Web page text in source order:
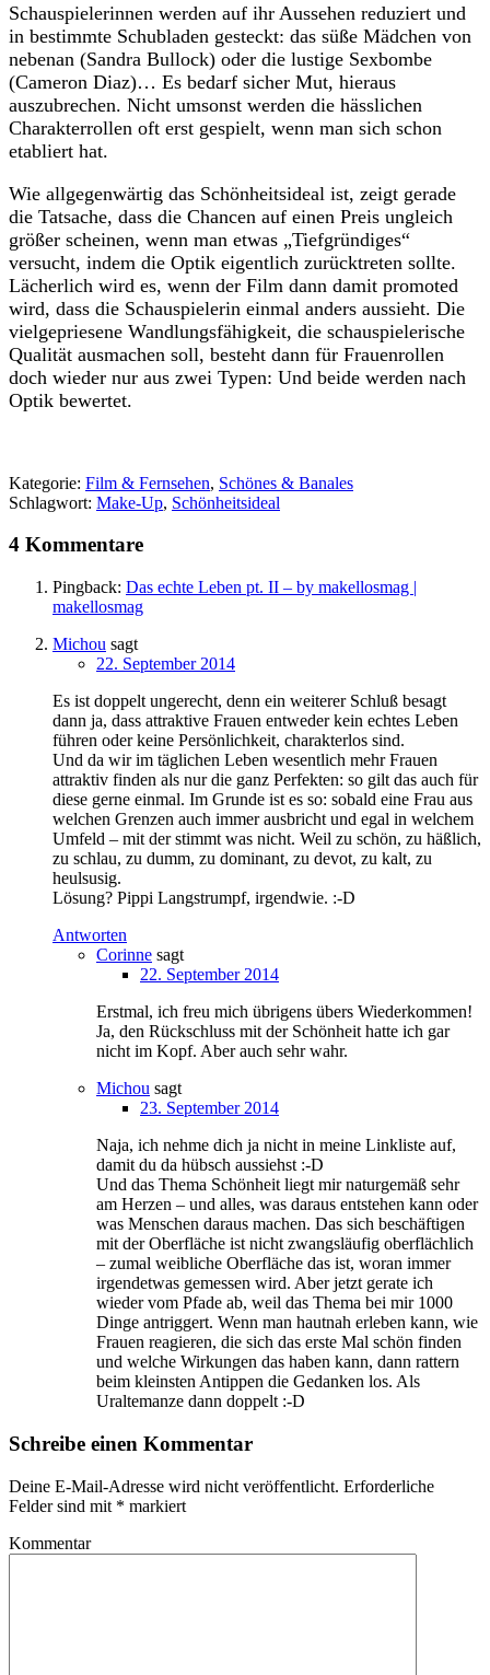
Schauspielerinnen werden auf ihr Aussehen reduziert und
in bestimmte Schubladen gesteckt: das süße Mädchen von
nebenan (Sandra Bullock) oder die lustige Sexbombe
(Cameron Diaz)… Es bedarf sicher Mut, hieraus
auszubrechen. Nicht umsonst werden die hässlichen
Charakterrollen oft erst gespielt, wenn man sich schon
etabliert hat.
Wie allgegenwärtig das Schönheitsideal ist, zeigt gerade
die Tatsache, dass die Chancen auf einen Preis ungleich
größer scheinen, wenn man etwas „Tiefgründiges“
versucht, indem die Optik eigentlich zurücktreten sollte.
Lächerlich wird es, wenn der Film dann damit promoted
wird, dass die Schauspielerin einmal anders aussieht. Die
vielgepriesene Wandlungsfähigkeit, die schauspielerische
Qualität ausmachen soll, besteht dann für Frauenrollen
doch wieder nur aus zwei Typen: Und beide werden nach
Optik bewertet.
Kategorie: Film & Fernsehen, Schönes & Banales
Schlagwort: Make-Up, Schönheitsideal
4 Kommentare
Pingback: Das echte Leben pt. II – by makellosmag |
makellosmag
Michou sagt
22. September 2014
Es ist doppelt ungerecht, denn ein weiterer Schluß besagt
dann ja, dass attraktive Frauen entweder kein echtes Leben
führen oder keine Persönlichkeit, charakterlos sind.
Und da wir im täglichen Leben wesentlich mehr Frauen
attraktiv finden als nur die ganz Perfekten: so gilt das auch für
diese gerne einmal. Im Grunde ist es so: sobald eine Frau aus
welchen Grenzen auch immer ausbricht und egal in welchem
Umfeld – mit der stimmt was nicht. Weil zu schön, zu häßlich,
zu schlau, zu dumm, zu dominant, zu devot, zu kalt, zu
heulsusig.
Lösung? Pippi Langstrumpf, irgendwie. :-D
Antworten
Corinne sagt
22. September 2014
Erstmal, ich freu mich übrigens übers Wiederkommen!
Ja, den Rückschluss mit der Schönheit hatte ich gar
nicht im Kopf. Aber auch sehr wahr.
Michou sagt
23. September 2014
Naja, ich nehme dich ja nicht in meine Linkliste auf,
damit du da hübsch aussiehst :-D
Und das Thema Schönheit liegt mir naturgemäß sehr
am Herzen – und alles, was daraus entstehen kann oder
was Menschen daraus machen. Das sich beschäftigen
mit der Oberfläche ist nicht zwangsläufig oberflächlich
– zumal weibliche Oberfläche das ist, woran immer
irgendetwas gemessen wird. Aber jetzt gerate ich
wieder vom Pfade ab, weil das Thema bei mir 1000
Dinge antriggert. Wenn man hautnah erleben kann, wie
Frauen reagieren, die sich das erste Mal schön finden
und welche Wirkungen das haben kann, dann rattern
beim kleinsten Antippen die Gedanken los. Als
Uraltemanze dann doppelt :-D
Schreibe einen Kommentar
Deine E-Mail-Adresse wird nicht veröffentlicht. Erforderliche
Felder sind mit * markiert
Kommentar